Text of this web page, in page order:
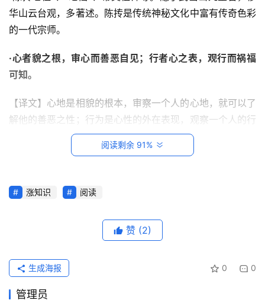
日
一
读
华山云台观，多著述。陈抟是传统神秘文化中富有传奇色彩
的一代宗师。
·心者貌之根，审心而善恶自见；行者心之表，观行而祸福
可知。
【译文】心地是相貌的根本，审察一个人的心地，就可以了
解他的善恶之性；行为是心性的外在表现，观察一个人的行
为，就可以知道他的祸福吉凶。
信多反复的人，没有几个心腹好友。
阅读剩余 91%
涨知识 阅读
赞 (2)
0 0
生成海报
管理员